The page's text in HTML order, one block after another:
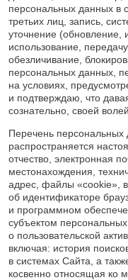
персональных данных в
третьих лиц, запись,
уточнение (обновление,
использование,
обезличивание,
персональных данных,
на условиях,
и подтверждаю, что
сознательно, своей
Перечень персональных
распространяется
отчество, электронная
местонахождения,
адрес, файлы «cookie»,
об идентификаторе
и программном
субъектом
о пользовательской
включая: история
в системах Сайта, а
косвенно относящая ко